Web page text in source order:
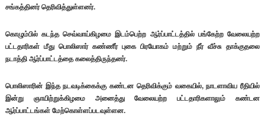
சங்கத்தினர் தெரிவித்துள்ளனர்.
கொழும்பில் கடந்த செவ்வாய்கிழமை இடம்பெற்ற ஆர்ப்பாட்டத்தில் பங்கேற்ற வேலையற்ற
பட்டதாரிகள் மீது பொலிஸார் கண்ணீர் புகை பிரயோகம் மற்றும் நீர் வீச்சு தாக்குதலை
நடாத்தி ஆர்ப்பாட்டத்தை கலைத்திருந்தனர்.
பொலிஸாரின் இந்த நடவடிக்கைக்கு கண்டன தெரிவிக்கும் வகையில், நாடளாவிய ரீதியில்
இன்று ஞாயிற்றுக்கிழமை அனைத்து வேலையற்ற பட்டதாரிகளாலும் கண்டன
ஆர்ப்பாட்டங்கள் மேற்கொள்ளப்படவுள்ளன.